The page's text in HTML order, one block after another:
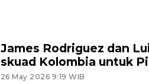
James Rodriguez dan
skuad Kolombia untuk
26 May 2026 9:19 WIB